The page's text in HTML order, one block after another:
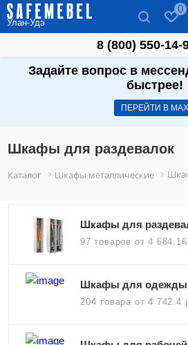
Улан-Удэ
0
8 (800) 550-14-
Задайте вопрос в
быстрее!
ПЕРЕЙТИ В МАХ
Шкафы для раздевалок
Каталог Шкафы металлические
Шкафы для
97 товаров от 4
Шкафы для одежды
204 товара от 4 742.4